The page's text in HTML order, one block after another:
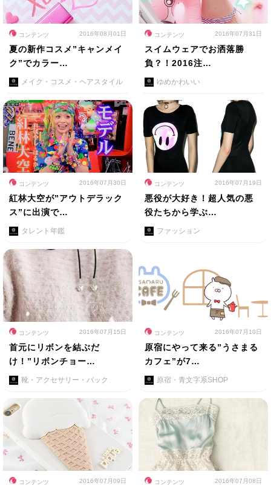
コンテンツ 2016年08月01日
夏の新作コスメ”キャンメイ
ク”でカラー…
メイク・コスメ・ヘアスタイル
コンテンツ 2016年07月31日
スイムウェアでお洒落勝
負？！2016注…
ゆめかわいい
コンテンツ 2016年07月30日
紅林大空が”アウトデラック
ス”に出演で…
タレント年鑑
コンテンツ 2016年07月19日
悪役が大好き！超人気の悪
役たちから学ぶ…
ファッション
コンテンツ 2016年07月15日
首元にリボンを結ぶだ
け！”リボンチョー…
靴・アクセサリー・バック
コンテンツ 2016年07月10日
原宿にやって来る”うさまる
カフェ”が7…
原宿・青文字系SHOP
コンテンツ 2016年07月09日 コンテンツ 2016年07月08日